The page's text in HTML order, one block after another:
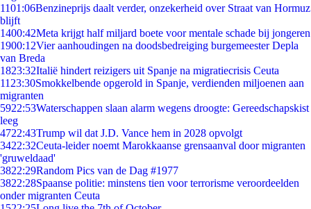
1101:06Benzineprijs daalt verder, onzekerheid over Straat van Hormuz
blijft
1400:42Meta krijgt half miljard boete voor mentale schade bij jongeren
1900:12Vier aanhoudingen na doodsbedreiging burgemeester Depla
van Breda
1823:32Italië hindert reizigers uit Spanje na migratiecrisis Ceuta
11 23:30Smokkelbende opgerold in Spanje, verdienden miljoenen aan
migranten
5922:53Waterschappen slaan alarm wegens droogte: Gereedschapskist
leeg
4722:43Trump wil dat J.D. Vance hem in 2028 opvolgt
3422:32Ceuta-leider noemt Marokkaanse grensaanval door migranten
'gruweldaad'
3822:29Random Pics van de Dag #1977
3822:28Spaanse politie: minstens tien voor terrorisme veroordeelden
onder migranten Ceuta